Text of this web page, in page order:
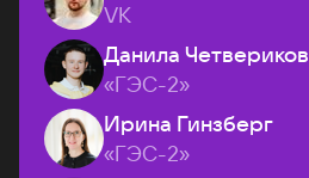
VK
Данила Четвериков
«ГЭС-2»
Ирина Гинзберг
«ГЭС-2»